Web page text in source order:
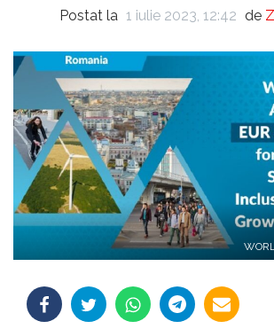
Postat la 1 iulie 2023, 12:42 de